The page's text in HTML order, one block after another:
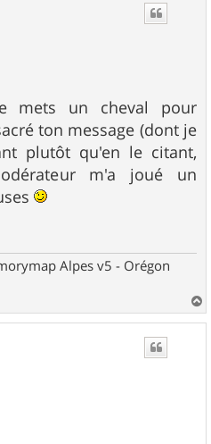
mets un cheval pour
ton message (dont je
plutôt qu'en le citant,
m'a joué un
Alpes v5 - Orégon
a